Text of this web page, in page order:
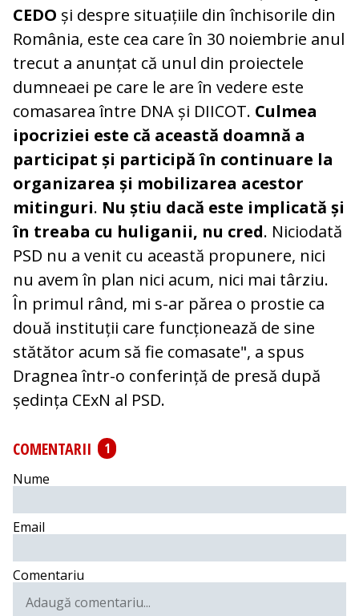
CEDO și despre situațiile din închisorile din
România, este cea care în 30 noiembrie anul
trecut a anunțat că unul din proiectele
dumneaei pe care le are în vedere este
comasarea între DNA și DIICOT. Culmea
ipocriziei este că această doamnă a
participat și participă în continuare la
organizarea și mobilizarea acestor
mitinguri. Nu știu dacă este implicată și
în treaba cu huliganii, nu cred. Niciodată
PSD nu a venit cu această propunere, nici
nu avem în plan nici acum, nici mai târziu.
În primul rând, mi s-ar părea o prostie ca
două instituții care funcționează de sine
stătător acum să fie comasate", a spus
Dragnea într-o conferință de presă după
ședința CExN al PSD.
COMENTARII
1
Nume
Email
Comentariu